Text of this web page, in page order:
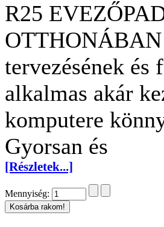
R25
OTTHONÁBAN
tervezésének és
alkalmas akár
komputere
Gyorsan és
[Részletek...]
Mennyiség: